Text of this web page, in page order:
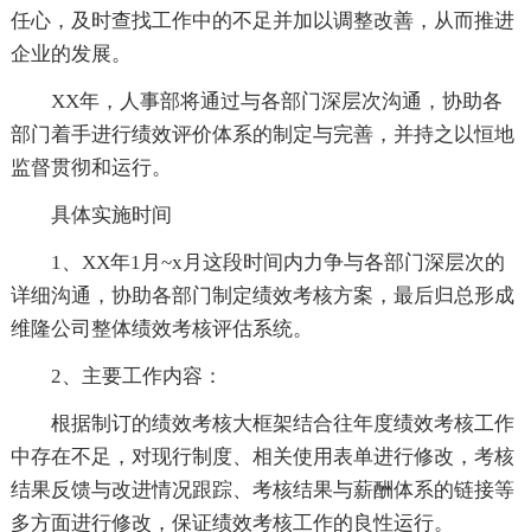
任心，及时查找工作中的不足并加以调整改善，从而推进
企业的发展。
XX年，人事部将通过与各部门深层次沟通，协助各
部门着手进行绩效评价体系的制定与完善，并持之以恒地
监督贯彻和运行。
具体实施时间
1、XX年1月~x月这段时间内力争与各部门深层次的
详细沟通，协助各部门制定绩效考核方案，最后归总形成
维隆公司整体绩效考核评估系统。
2、主要工作内容：
根据制订的绩效考核大框架结合往年度绩效考核工作
中存在不足，对现行制度、相关使用表单进行修改，考核
结果反馈与改进情况跟踪、考核结果与薪酬体系的链接等
多方面进行修改，保证绩效考核工作的良性运行。